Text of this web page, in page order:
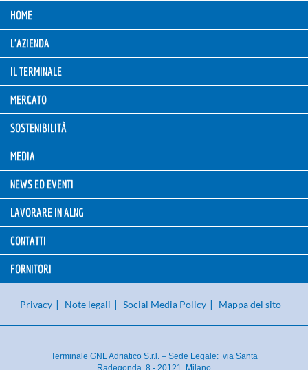
HOME
L'AZIENDA
IL TERMINALE
MERCATO
SOSTENIBILITÀ
MEDIA
NEWS ED EVENTI
LAVORARE IN ALNG
CONTATTI
FORNITORI
Privacy Note legali Social Media Policy Mappa del sito
Terminale GNL Adriatico S.r.l. – Sede Legale: via Santa
Radegonda, 8 - 20121, Milano